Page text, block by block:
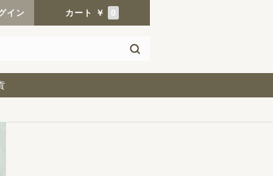
イン カート ￥ 0